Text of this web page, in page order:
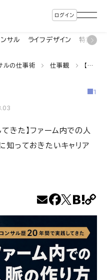
ログイン
サル ライフデザイン 特集・連
ルの仕事術 仕事観 【コンサル歴20年間で実践してきた】ファーム内での人脈の作り方～マネージャーまでに知っておきたいキャリアの幅の広げ方～
1
きた】ファーム内での人
知っておきたいキャリア